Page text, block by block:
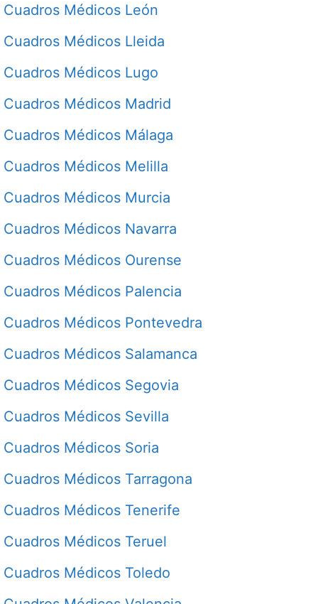
Cuadros Médicos León
Cuadros Médicos Lleida
Cuadros Médicos Lugo
Cuadros Médicos Madrid
Cuadros Médicos Málaga
Cuadros Médicos Melilla
Cuadros Médicos Murcia
Cuadros Médicos Navarra
Cuadros Médicos Ourense
Cuadros Médicos Palencia
Cuadros Médicos Pontevedra
Cuadros Médicos Salamanca
Cuadros Médicos Segovia
Cuadros Médicos Sevilla
Cuadros Médicos Soria
Cuadros Médicos Tarragona
Cuadros Médicos Tenerife
Cuadros Médicos Teruel
Cuadros Médicos Toledo